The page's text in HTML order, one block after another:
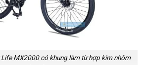
Hợp kim nhôm LIFE
1m60
MX2000 có khung làm từ hợp kim nhôm